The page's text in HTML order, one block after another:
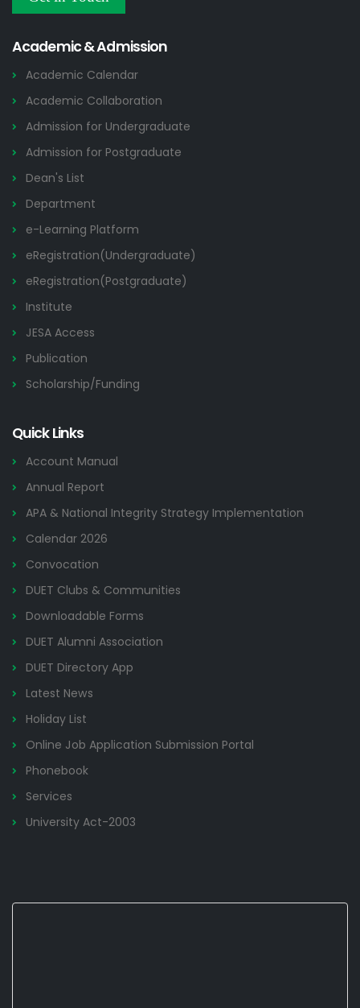
ডুয়েট এর পুরাতন/অকেজো/পরিত্যক্ত মালমাল নিলামে বিক্রির নিলাম বিজ্ঞপ্তি
Academic & Admission
Academic Calendar
Academic Collaboration
Admission for Undergraduate
Admission for Postgraduate
Dean's List
Department
e-Learning Platform
eRegistration(Undergraduate)
eRegistration(Postgraduate)
Institute
JESA Access
Publication
Scholarship/Funding
Quick Links
Account Manual
Annual Report
APA & National Integrity Strategy Implementation
Calendar 2026
Convocation
DUET Clubs & Communities
Downloadable Forms
DUET Alumni Association
DUET Directory App
Latest News
Holiday List
Online Job Application Submission Portal
Phonebook
Services
University Act-2003